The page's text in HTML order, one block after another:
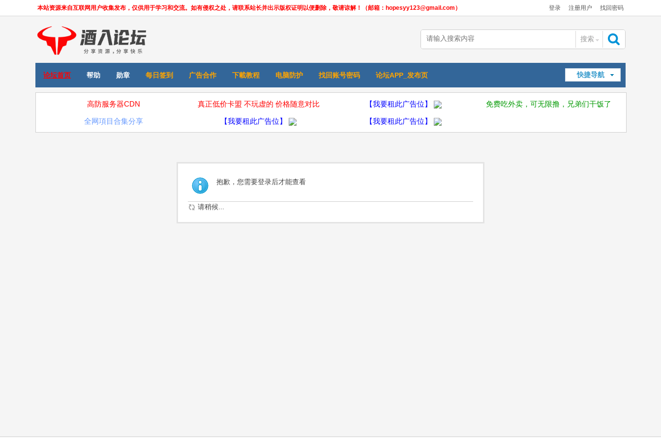
本站资源来自互联网用户收集发布，仅供用于学习和交流。如有侵权之处，请联系站长并出示版权证明以便删除，敬请谅解！（邮箱：hopesyy123@gmail.com） 登录 注册用户 找回密码
搜索
索
快捷导航
论坛首页 帮助 勋章 每日签到 广告合作 下載教程 电脑防护 找回账号密码 论坛APP_发布页
高防服务器CDN 真正低价卡盟 不玩虚的 价格随意对比 【我要租此广告位】 免费吃外卖，可无限撸，兄弟们干饭了
全网項目合集分享 【我要租此广告位】 【我要租此广告位】
抱歉，您需要登录后才能查看
请稍候...